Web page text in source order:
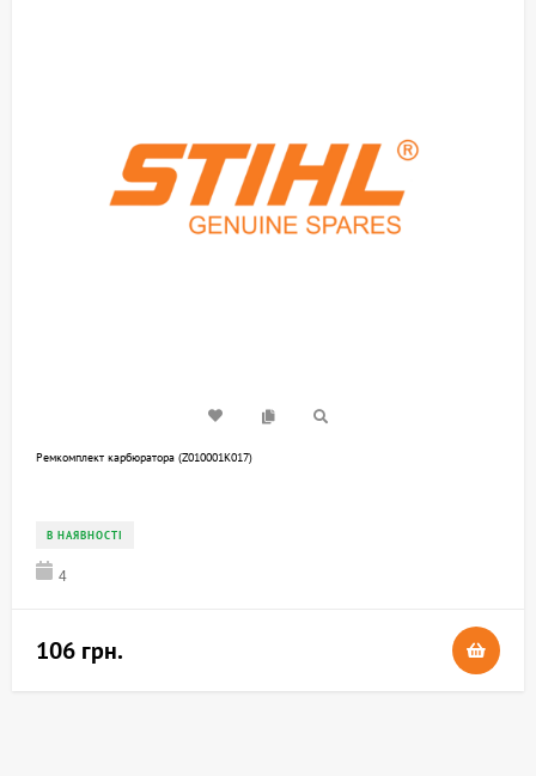
Ремкомплект карбюратора (Z010001K017)
В НАЯВНОСТІ
4
106 грн.